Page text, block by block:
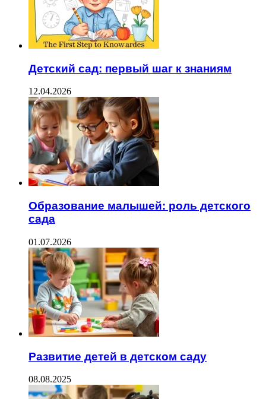
Детский сад: первый шаг к знаниям
12.04.2026
Образование малышей: роль детского
сада
01.07.2026
Развитие детей в детском саду
08.08.2025